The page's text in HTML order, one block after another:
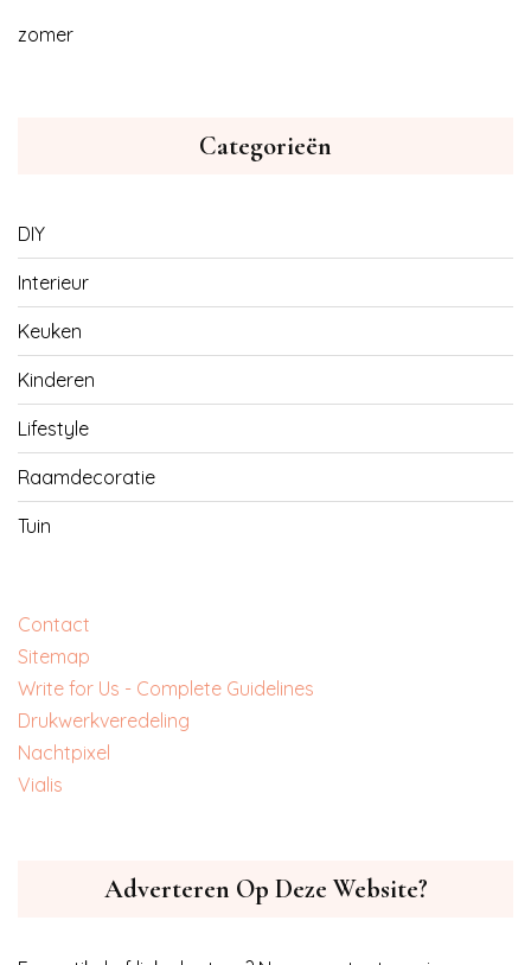
zomer
Categorieën
DIY
Interieur
Keuken
Kinderen
Lifestyle
Raamdecoratie
Tuin
Contact
Sitemap
Write for Us - Complete Guidelines
‎Drukwerkveredeling
‎Nachtpixel
‎Vialis
Adverteren Op Deze Website?